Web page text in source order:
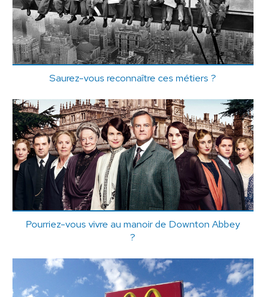
Saurez-vous reconnaître ces métiers ?
Pourriez-vous vivre au manoir de Downton Abbey
?